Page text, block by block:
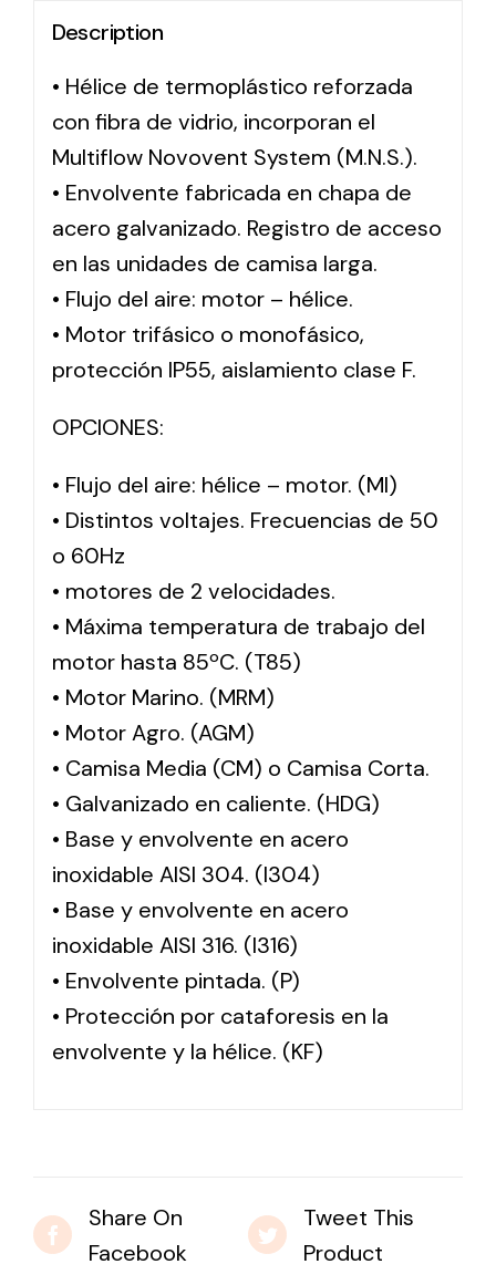
Description
• Hélice de termoplástico reforzada
con fibra de vidrio, incorporan el
Multiflow Novovent System (M.N.S.).
• Envolvente fabricada en chapa de
acero galvanizado. Registro de acceso
en las unidades de camisa larga.
• Flujo del aire: motor – hélice.
• Motor trifásico o monofásico,
protección IP55, aislamiento clase F.
OPCIONES:
• Flujo del aire: hélice – motor. (MI)
• Distintos voltajes. Frecuencias de 50
o 60Hz
• motores de 2 velocidades.
• Máxima temperatura de trabajo del
motor hasta 85ºC. (T85)
• Motor Marino. (MRM)
• Motor Agro. (AGM)
• Camisa Media (CM) o Camisa Corta.
• Galvanizado en caliente. (HDG)
• Base y envolvente en acero
inoxidable AISI 304. (I304)
• Base y envolvente en acero
inoxidable AISI 316. (I316)
• Envolvente pintada. (P)
• Protección por cataforesis en la
envolvente y la hélice. (KF)
Share On
Facebook
Tweet This
Product